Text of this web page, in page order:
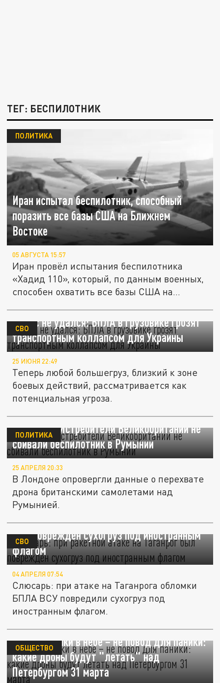
ТЕГ: БЕСПИЛОТНИК
Иран испытал беспилотник, способный
поразить все базы США на Ближнем
Востоке
ПОЛИТИКА
05 АВГУСТА 15:57
Иран провёл испытания беспилотника
«Хадид 110», который, по данным военных,
способен охватить все базы США на...
Фокус не удался: БПЛА в грузовике грозят
транспортным коллапсом для Украины
СВО
25 ИЮНЯ 22:49
Теперь любой большегруз, близкий к зоне
боевых действий, рассматривается как
потенциальная угроза.
Sky News: Истребители Великобритании не
сбивали беспилотник в Румынии
ПОЛИТИКА
25 АПРЕЛЯ 20:33
В Лондоне опровергли данные о перехвате
дрона британскими самолетами над
Румынией.
Слюсарь: при ракетной атаке на Таганрог
был поврежден сухогруз под иностранным
флагом
СВО
04 АПРЕЛЯ 07:54
Слюсарь: при атаке на Таганрога обломки
БПЛА ВСУ повредили сухогруз под
иностранным флагом.
Беспилотники в небе – не повод для паники:
какие дроны будут "летать" над
Петербургом 31 марта
ОБЩЕСТВО